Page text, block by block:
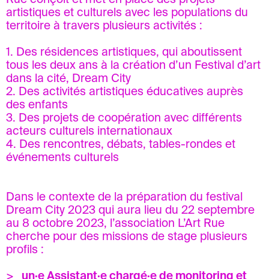
artistiques et culturels avec les populations du
territoire à travers plusieurs activités :
1. Des résidences artistiques, qui aboutissent
tous les deux ans à la création d’un Festival d’art
dans la cité, Dream City
2. Des activités artistiques éducatives auprès
des enfants
3. Des projets de coopération avec différents
acteurs culturels internationaux
4. Des rencontres, débats, tables-rondes et
événements culturels
Dans le contexte de la préparation du festival
Dream City 2023 qui aura lieu du 22 septembre
au 8 octobre 2023, l’association L’Art Rue
cherche pour des missions de stage plusieurs
profils :
> un·e Assistant·e chargé·e de monitoring et